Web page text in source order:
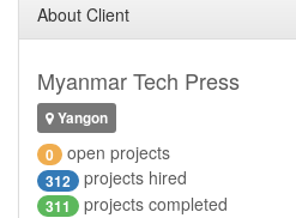
About Client
Myanmar Tech Press
Yangon
0 open projects
312 projects hired
311
projects completed